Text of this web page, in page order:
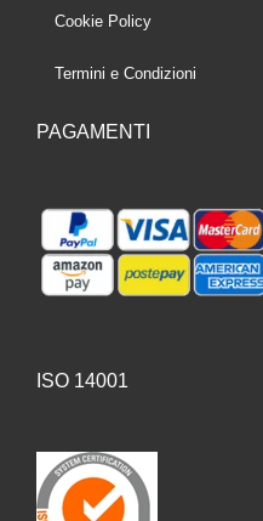
Cookie Policy
Termini e Condizioni
PAGAMENTI
ISO 14001